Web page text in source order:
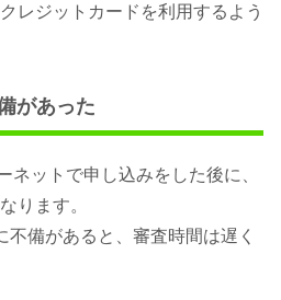
レジットカードを利用するよう
があった
ネットで申し込みをした後に、
ります。
不備があると、審査時間は遅く